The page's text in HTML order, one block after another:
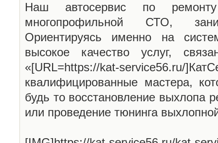
Наш автосервис по
многопрофильной СТО,
Ориентируясь именно на
высокое качество услуг,
«[URL=https://kat-service56.ru/
квалифицированные мастера,
будь то восстановление выхлопа
или проведение тюнинга